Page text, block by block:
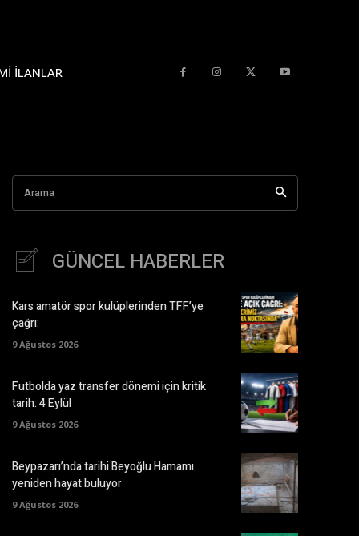
İLANLAR
Arama
GÜNCEL HABERLER
Kars amatör spor kulüplerinden TFF’ye
çağrı:
9 Ağustos 2026
Futbolda yaz transfer dönemi için kritik
tarih: 4 Eylül
9 Ağustos 2026
Beypazarı’nda tarihi Beyoğlu Hamamı
yeniden hayat buluyor
9 Ağustos 2026